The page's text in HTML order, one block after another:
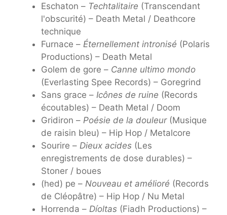
Eschaton – Techtalitaire (Transcendant
l'obscurité) – Death Metal / Deathcore
technique
Furnace – Éternellement intronisé (Polaris
Productions) – Death Metal
Golem de gore – Canne ultimo mondo
(Everlasting Spee Records) – Goregrind
Sans grace – Icônes de ruine (Records
écoutables) – Death Metal / Doom
Gridiron – Poésie de la douleur(Musique
de raisin bleu) – Hip Hop / Metalcore
Sourire – Dieux acides (Les
enregistrements de dose durables) –
Stoner / boues
(hed) pe – Nouveau et amélioré (Records
de Cléopâtre) – Hip Hop / Nu Metal
Horrenda – Díoltas (Fiadh Productions) –